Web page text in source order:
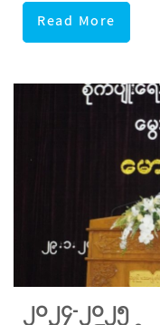
Read More
၂၀၂၄-၂၀၂